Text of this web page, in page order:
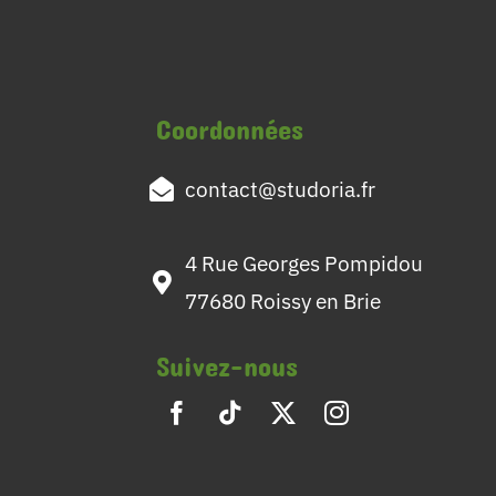
Coordonnées
contact@studoria.fr
4 Rue Georges Pompidou
77680 Roissy en Brie
Suivez-nous